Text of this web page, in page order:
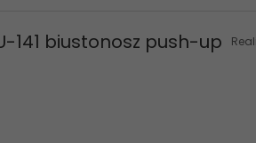
141 biustonosz push-up